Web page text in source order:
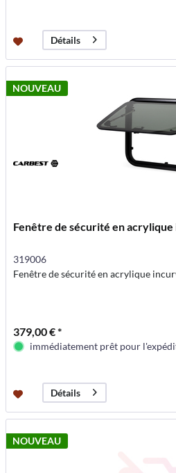
Détails
NOUVEAU
Fenêtre de sécurité en
319006
Fenêtre de sécurité en acrylique
379,00 € *
immédiatement prêt pour
Détails
NOUVEAU